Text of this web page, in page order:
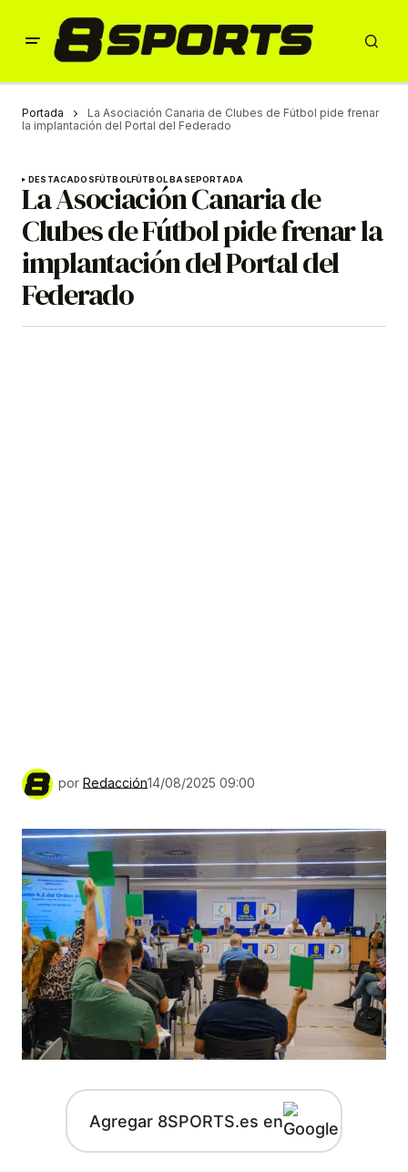
Portada
La Asociación Canaria de Clubes de Fútbol pide frenar
la implantación del Portal del Federado
DESTACADOSFÚTBOLFÚTBOL BASEPORTADA
La Asociación Canaria de
Clubes de Fútbol pide frenar la
implantación del Portal del
Federado
por Redacción14/08/2025 09:00
Agregar 8SPORTS.es en